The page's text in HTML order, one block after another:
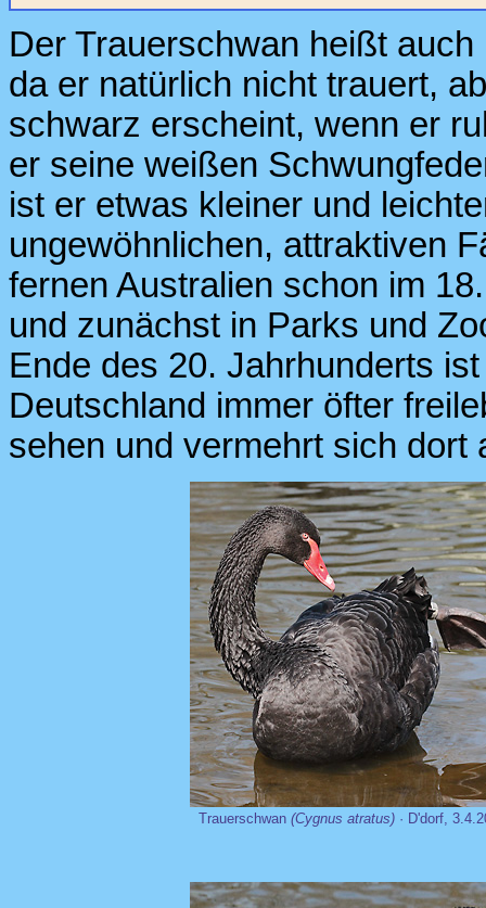
Der Trauerschwan heißt
da er natürlich nicht trauert,
schwarz erscheint, wenn er
er seine weißen
ist er etwas kleiner und
ungewöhnlichen, attraktiven
fernen Australien schon im
und zunächst in Parks und
Ende des 20. Jahrhunderts
Deutschland immer öfter
sehen und vermehrt sich dort
Trauerschwan (Cygnus atratus)· D'dorf,